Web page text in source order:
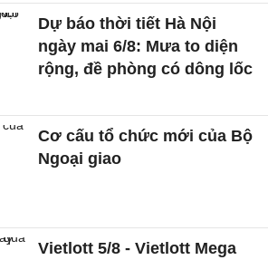
Dự báo thời tiết Hà Nội
ngày mai 6/8: Mưa to diện
rộng, đề phòng có dông lốc
Cơ cấu tổ chức mới của Bộ
Ngoại giao
Vietlott 5/8 - Vietlott Mega